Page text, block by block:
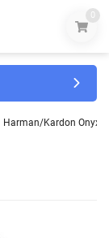
0
Harman/Kardon Onyx